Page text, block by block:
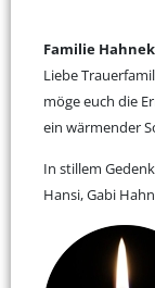
Familie
Liebe
möge euch die
ein wärmender
In stillem
Hansi, Gabi